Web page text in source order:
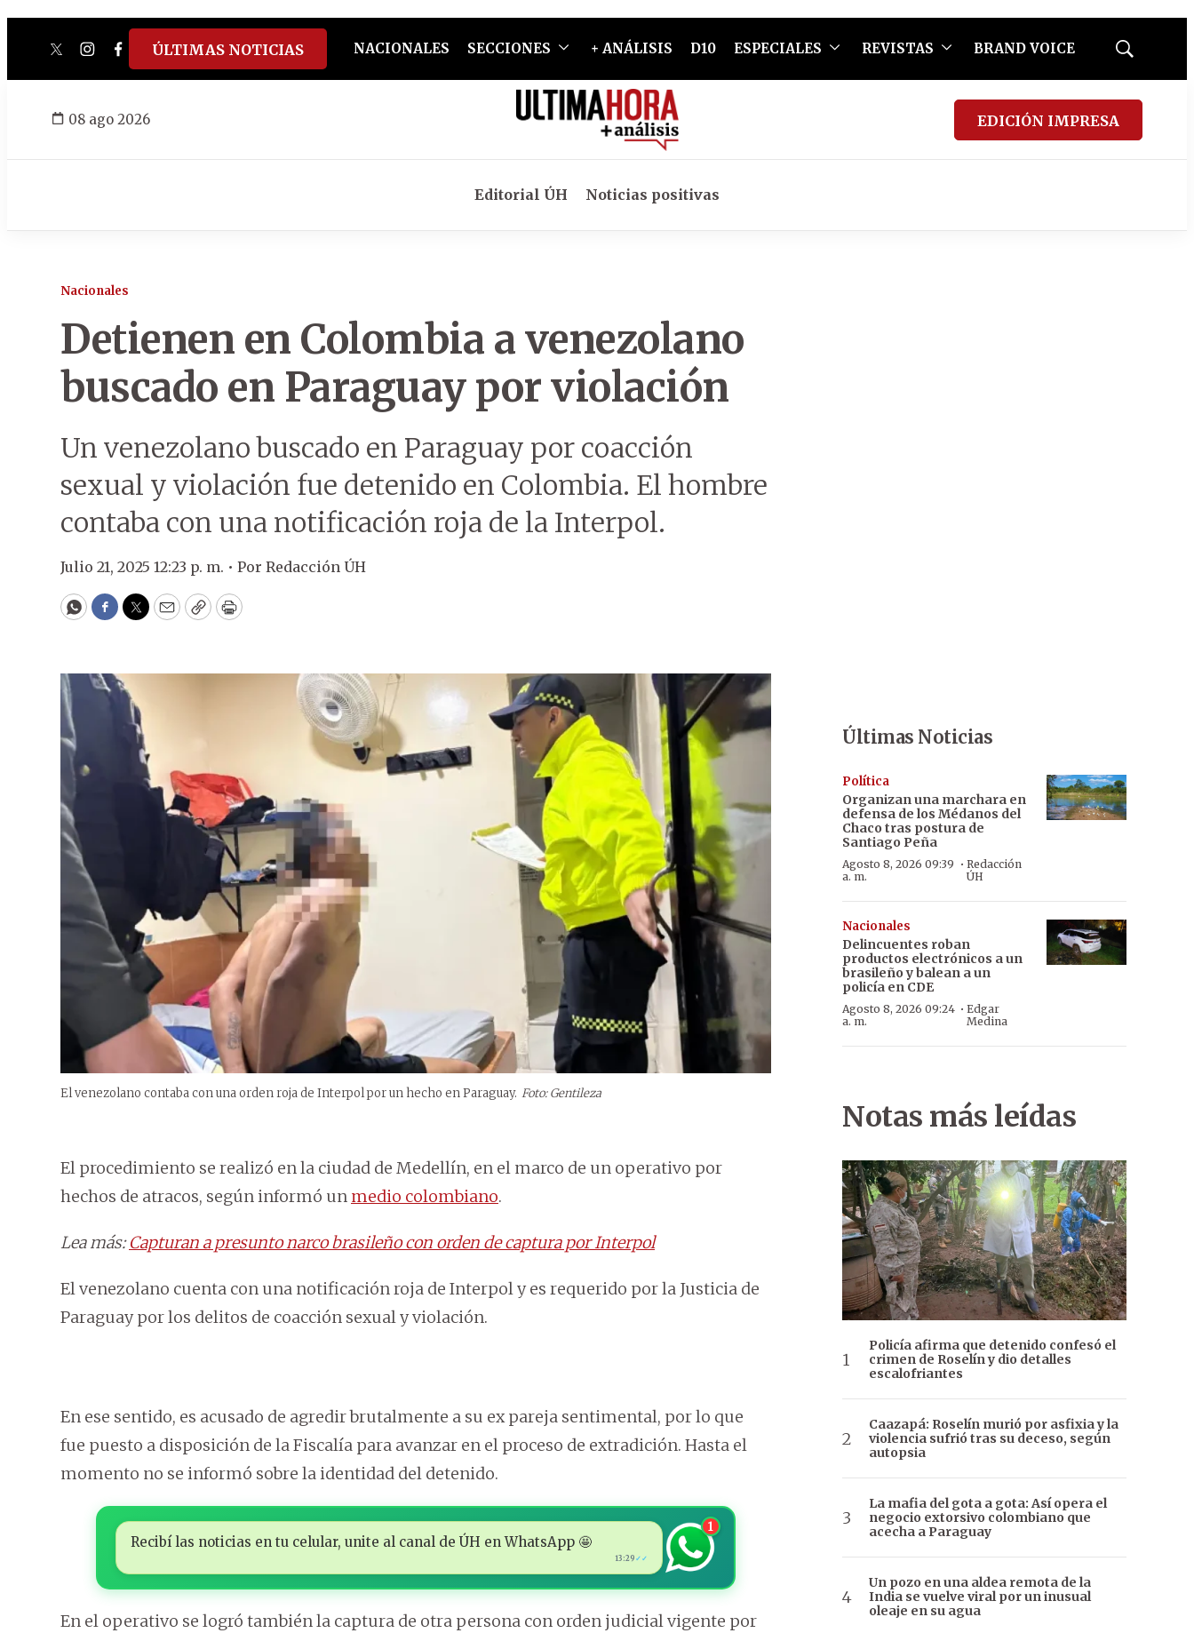
twitterinstagram
facebook
tiktokyoutube
spotify
ÚLTIMAS NOTICIAS NACIONALES SECCIONES + ANÁLISIS D10 ESPECIALES REVISTAS BRAND VOICE
Mostrar
08 ago 2026 EDICIÓN IMPRESA
Editorial ÚH Noticias positivas
Nacionales
Detienen en Colombia a venezolano
buscado en Paraguay por violación
Un venezolano buscado en Paraguay por coacción
sexual y violación fue detenido en Colombia. El hombre
contaba con una notificación roja de la Interpol.
Julio 21, 2025 12:23 p. m. • Por Redacción ÚH
WhatsApp
Facebook
Twitter
EmailCopyPrint
El venezolano contaba con una orden roja de Interpol por un hecho en Paraguay. Foto: Gentileza
El procedimiento se realizó en la ciudad de Medellín, en el marco de un operativo por
hechos de atracos, según informó un medio colombiano.
Lea más:Capturan a presunto narco brasileño con orden de captura por Interpol
El venezolano cuenta con una notificación roja de Interpol y es requerido por la Justicia de
Paraguay por los delitos de coacción sexual y violación.
En ese sentido, es acusado de agredir brutalmente a su ex pareja sentimental, por lo que
fue puesto a disposición de la Fiscalía para avanzar en el proceso de extradición. Hasta el
momento no se informó sobre la identidad del detenido.
Recibí las noticias en tu celular, unite al canal de ÚH en WhatsApp 🤩
13:29 ✓✓
1
En el operativo se logró también la captura de otra persona con orden judicial vigente por
Últimas Noticias
Política
Organizan una marchara en
defensa de los Médanos del
Chaco tras postura de
Santiago Peña
Agosto 8, 2026 09:39
a. m.
·Redacción
ÚH
Nacionales
Delincuentes roban
productos electrónicos a un
brasileño y balean a un
policía en CDE
Agosto 8, 2026 09:24
a. m.
· Edgar
Medina
Notas más leídas
Policía afirma que detenido confesó el
crimen de Roselín y dio detalles
escalofriantes
Caazapá: Roselín murió por asfixia y la
violencia sufrió tras su deceso, según
autopsia
La mafia del gota a gota: Así opera el
negocio extorsivo colombiano que
acecha a Paraguay
Un pozo en una aldea remota de la
India se vuelve viral por un inusual
oleaje en su agua